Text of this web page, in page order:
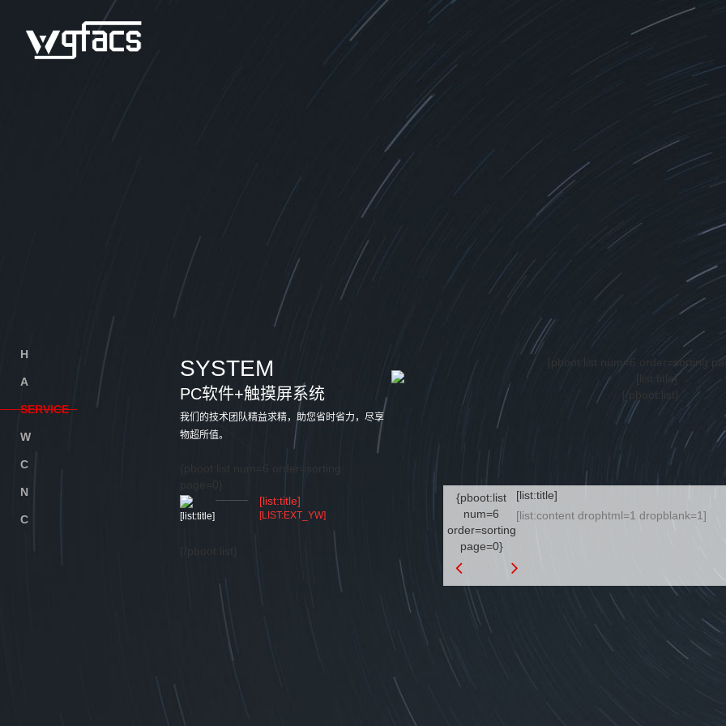
SYSTEM
PC软件+触摸屏系统
我们的技术团队精益求精，助您省时省力，尽享
物超所值。
{pboot:list num=6 order=sorting
[list:title]
[LIST:EXT_YW]
{pboot:list num=6 order=sorting
{/pboot:list}
[list:content drophtml=1 dropblank=1]
{pboot:list
num=6
order=sorting
page=0}
[list:title]
[list:content drophtml=1 dropblank=1]
H
A
SERVICE
W
C
N
C